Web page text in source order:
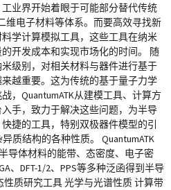
业界开始着眼于可能部分替代传统
维电子材料等体系。而要高效寻找新
学计算模拟工具，这些工具在纳米
开发成本和实现市场化的时间。 随
级别，对相关材料与器件进行基于
越重要。这为传统的基于量子力学
，QuantumATK从建模工具、计算方
手，致力于解决这些问题，为半导
捷的工具，特别双极器件模型的引
质结构的各种性质。 QuantumATK
导体材料的能带、态密度、电子密
、DFT-1/2、PPS等多种泛函得到半导
质研究工具 光学与光谱性质 计算带